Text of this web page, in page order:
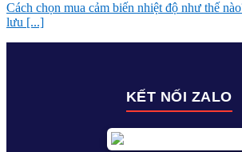
Cách chọn mua cảm biến nhiệt độ như thế
lưu [...]
KẾT NỐI ZALO